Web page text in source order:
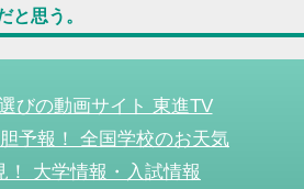
と思う。
びの動画サイト 東進TV
予報！ 全国学校のお天気
！ 大学情報・入試情報